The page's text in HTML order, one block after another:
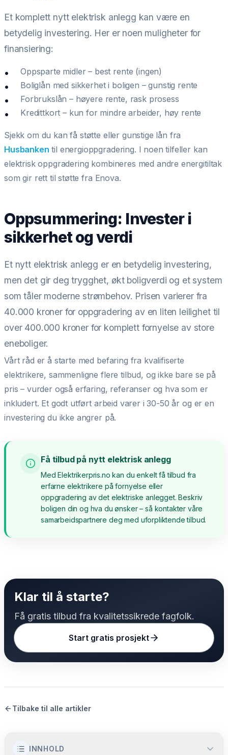
Et komplett nytt elektrisk anlegg kan være en
betydelig investering. Her er noen muligheter for
finansiering:
Oppsparte midler – best rente (ingen)
Boliglån med sikkerhet i boligen – gunstig rente
Forbrukslån – høyere rente, rask prosess
Kredittkort – kun for mindre arbeider, høy rente
Sjekk om du kan få støtte eller gunstige lån fra
Husbanken til energioppgradering. I noen tilfeller kan
elektrisk oppgradering kombineres med andre energitiltak
som gir rett til støtte fra Enova.
Oppsummering: Invester i
sikkerhet og verdi
Et nytt elektrisk anlegg er en betydelig investering,
men det gir deg trygghet, økt boligverdi og et system
som tåler moderne strømbehov. Prisen varierer fra
40.000 kroner for oppgradering av en liten leilighet til
over 400.000 kroner for komplett fornyelse av store
eneboliger.
Vårt råd er å starte med befaring fra kvalifiserte
elektrikere, sammenligne flere tilbud, og ikke bare se på
pris – vurder også erfaring, referanser og hva som er
inkludert. Et godt utført arbeid varer i 30-50 år og er en
investering du ikke angrer på.
Få tilbud på nytt elektrisk anlegg
Med Elektrikerpris.no kan du enkelt få tilbud fra
erfarne elektrikere på fornyelse eller
oppgradering av det elektriske anlegget. Beskriv
boligen din og hva du ønsker – så kontakter våre
samarbeidspartnere deg med uforpliktende tilbud.
Klar til å starte?
Få gratis tilbud fra kvalitetssikrede fagfolk.
Start gratis prosjekt
Tilbake til alle artikler
INNHOLD